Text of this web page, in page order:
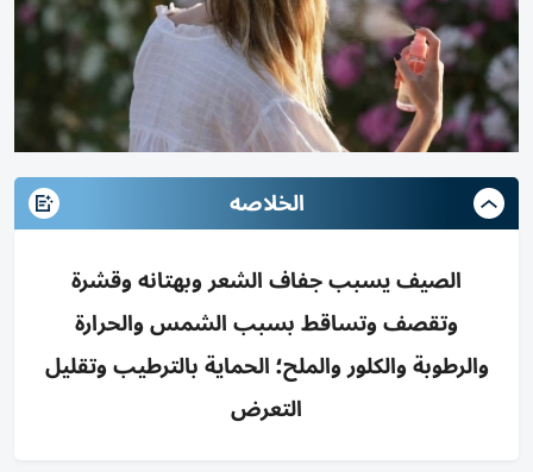
الخلاصه
الصيف يسبب جفاف الشعر وبهتانه وقشرة
وتقصف وتساقط بسبب الشمس والحرارة
والرطوبة والكلور والملح؛ الحماية بالترطيب وتقليل
التعرض